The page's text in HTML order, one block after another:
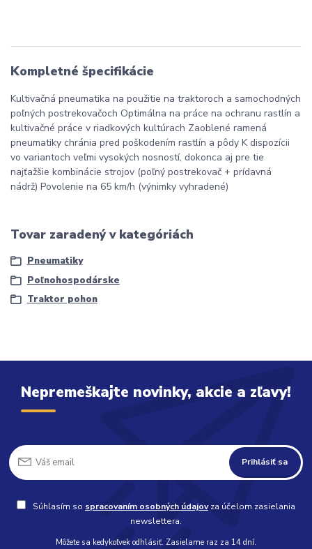
Kompletné špecifikácie
Kultivačná pneumatika na použitie na traktoroch a samochodných
poľných postrekovačoch Optimálna na práce na ochranu rastlín a
kultivačné práce v riadkových kultúrach Zaoblené ramená
pneumatiky chránia pred poškodením rastlín a pôdy K dispozícii
vo variantoch veľmi vysokých nosností, dokonca aj pre tie
najťažšie kombinácie strojov (poľný postrekovač + prídavná
nádrž) Povolenie na 65 km/h (výnimky vyhradené)
Tovar zaradený v kategóriách
Pneumatiky
Poľnohospodárske
Traktor pohon
Nepremeškajte novinky, akcie a zľavy!
Prihlásiť sa
Súhlasím so spracovaním osobných údajovza účelom zasielania
newslettera.
Môžete sa kedykoľvek odhlásiť. Zasielame raz za 14 dní.